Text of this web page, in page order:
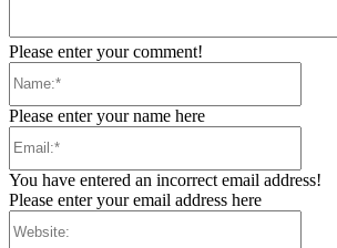
Please enter your comment!
Please enter your name here
You have entered an incorrect email address!
Please enter your email address here